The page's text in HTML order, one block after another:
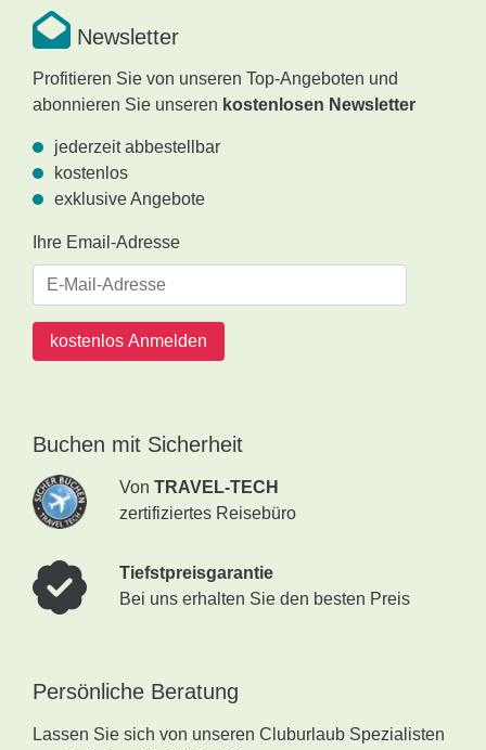
Newsletter
Profitieren Sie von unseren Top-Angeboten und
abonnieren Sie unseren kostenlosen Newsletter
jederzeit abbestellbar
kostenlos
exklusive Angebote
Ihre Email-Adresse
kostenlos Anmelden
Buchen mit Sicherheit
Von TRAVEL-TECH
zertifiziertes Reisebüro
Tiefstpreisgarantie
Bei uns erhalten Sie den besten Preis
Persönliche Beratung
Lassen Sie sich von unseren Cluburlaub Spezialisten